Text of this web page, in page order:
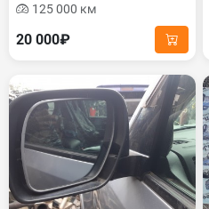
125 000 км
20 000₽